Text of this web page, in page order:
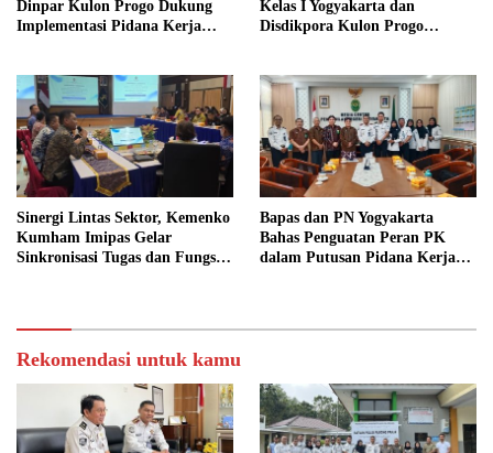
Dinpar Kulon Progo Dukung
Implementasi Pidana Kerja
Kelas I Yogyakarta dan
Disdikpora Kulon Progo
Sinergi Lintas Sektor, Kemenko
Kumham Imipas Gelar
Sinkronisasi Tugas dan Fungsi
Bapas dan PN Yogyakarta
Bahas Penguatan Peran PK
dalam Putusan Pidana Kerja
Rekomendasi untuk kamu